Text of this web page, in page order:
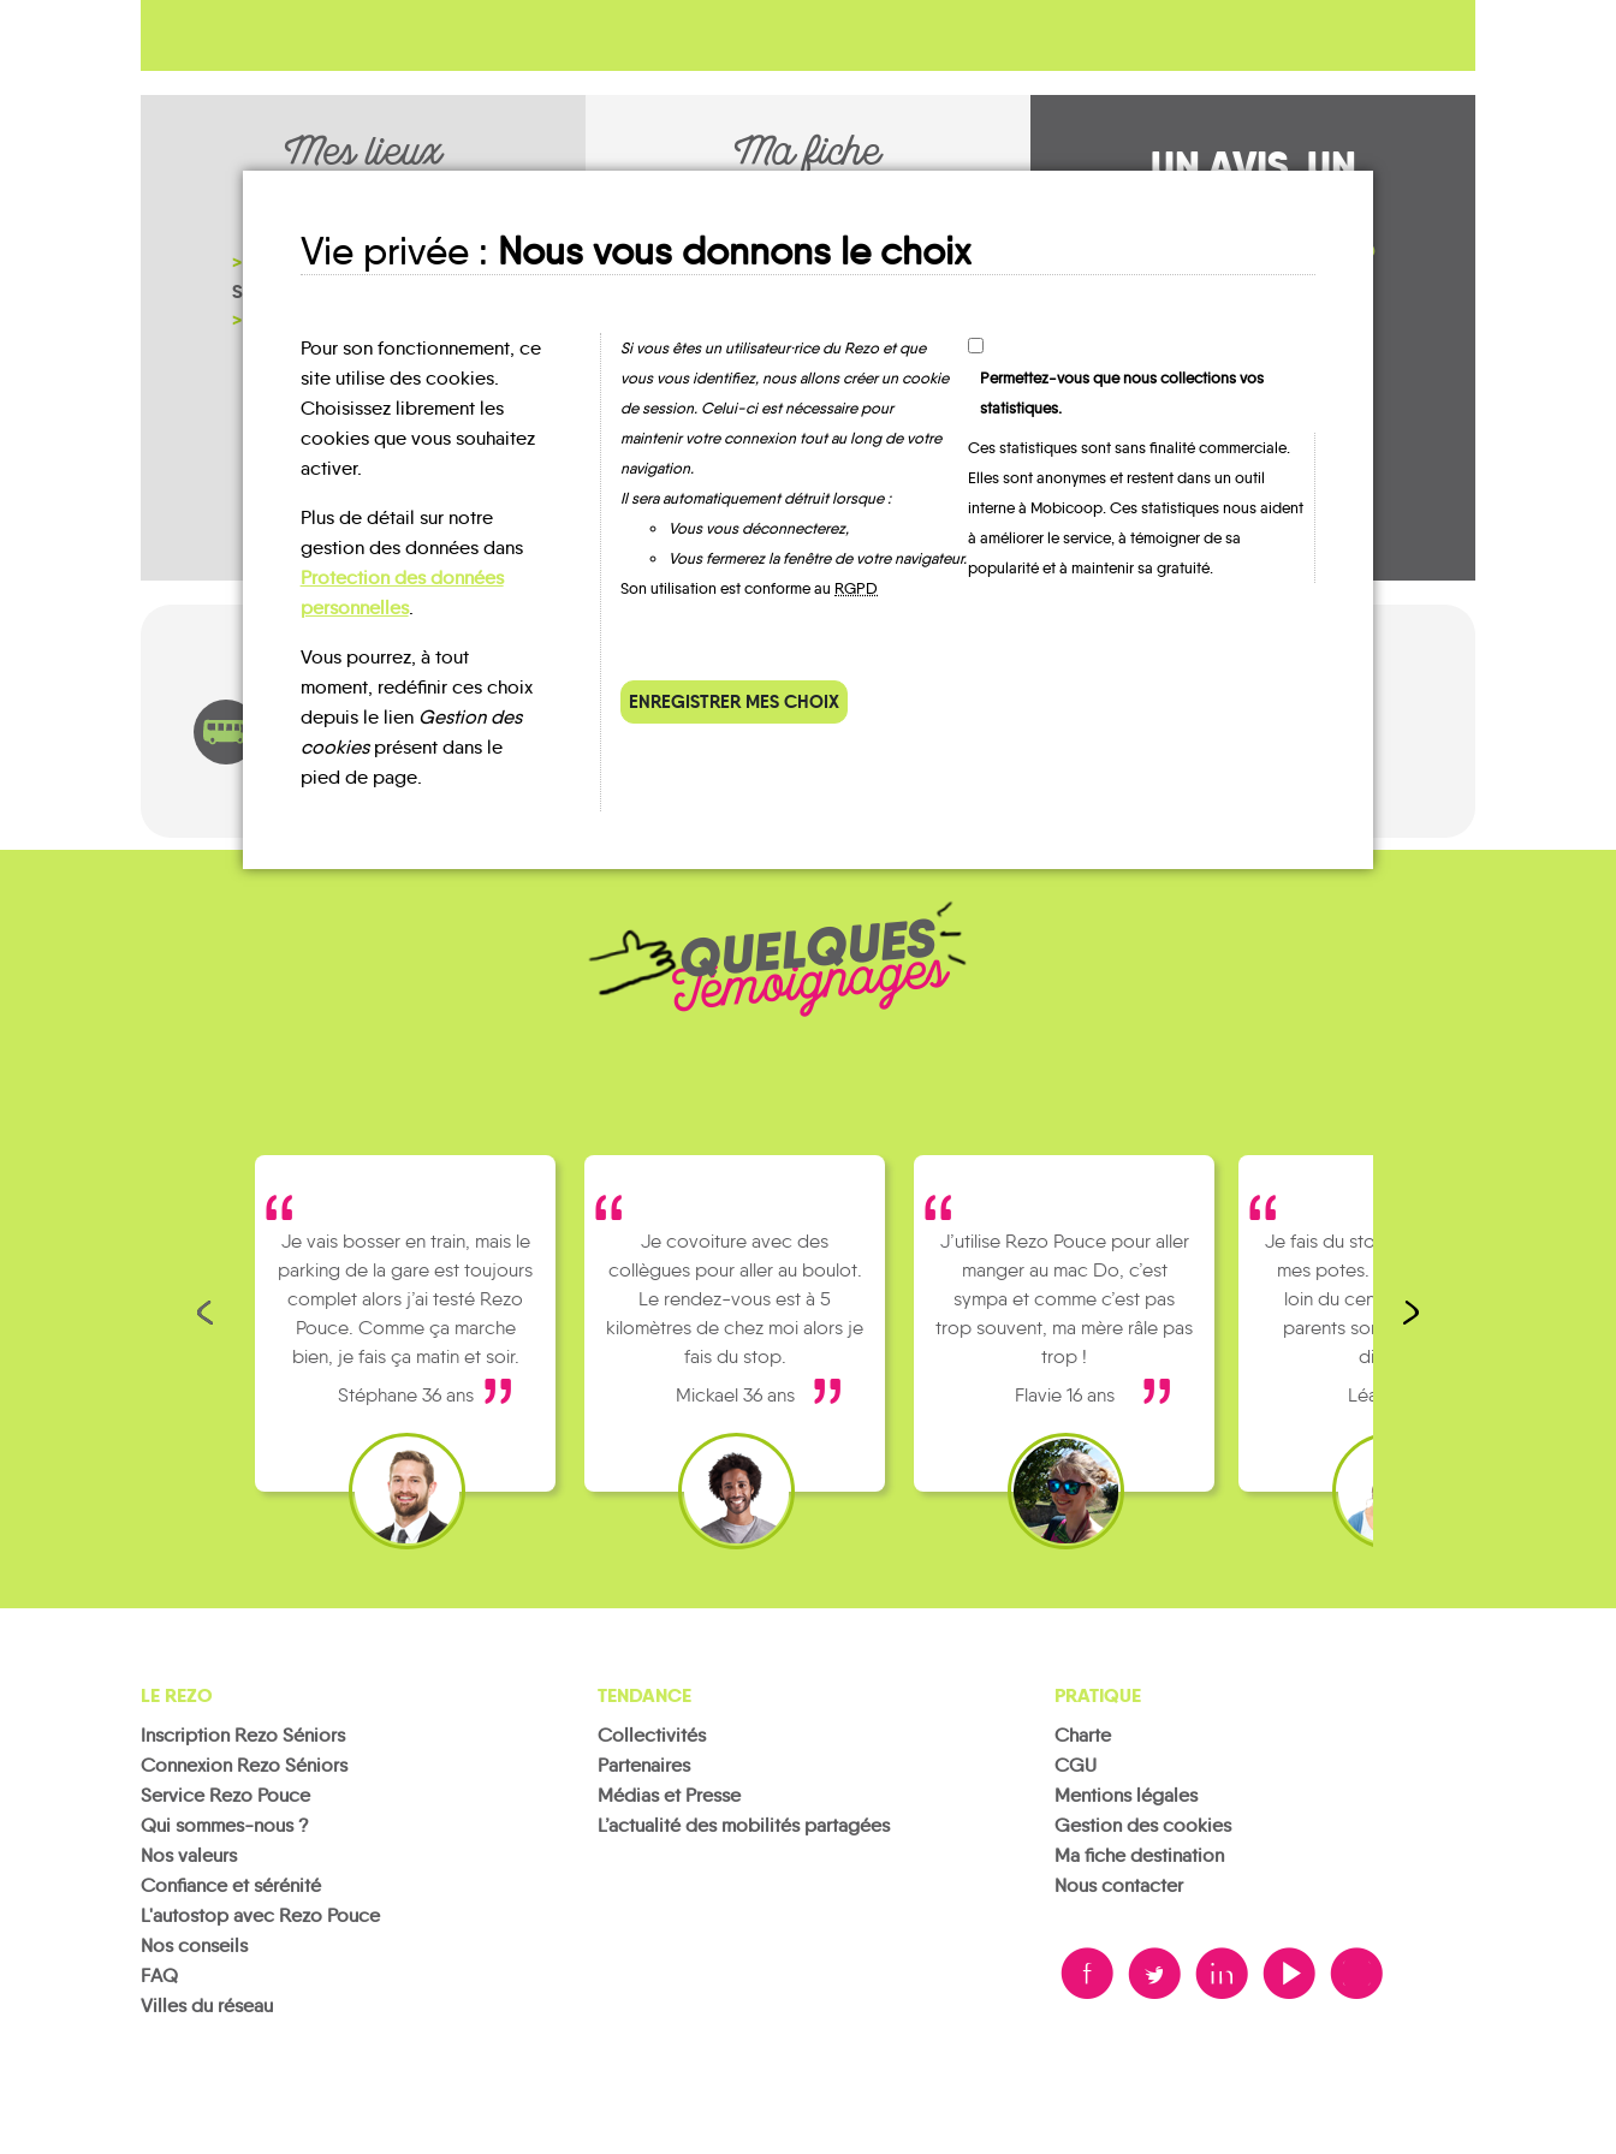
Mes lieux
PETR FORÊT D'ORLÉANS-LOIRE-
SOLOGNE
Ma fiche
UN AVIS, UN
À PARTAGER ?
CONTACTEZ-NOUS !
BUS
QUELQUES
Témoignages
Je vais bosser en train, mais le
parking de la gare est toujours
complet alors j’ai testé Rezo
Pouce. Comme ça marche
bien, je fais ça matin et soir.
Stéphane 36 ans
Je covoiture avec des
collègues pour aller au boulot.
Le rendez-vous est à 5
kilomètres de chez moi alors je
fais du stop.
Mickael 36 ans
J’utilise Rezo Pouce pour aller
manger au mac Do, c’est
sympa et comme c’est pas
trop souvent, ma mère râle pas
trop !
Flavie 16 ans
Je fais du stop pour rejoindre
mes potes. J’habite un peu
loin du centre ville et mes
parents sont pas toujours
dispo…
Léa 16 ans
LE REZO
Inscription Rezo Séniors
Connexion Rezo Séniors
Service Rezo Pouce
Qui sommes-nous ?
Nos valeurs
Confiance et sérénité
L'autostop avec Rezo Pouce
Nos conseils
FAQ
Villes du réseau
TENDANCE
Collectivités
Partenaires
Médias et Presse
L’actualité des mobilités partagées
PRATIQUE
Charte
CGU
Mentions légales
Gestion des cookies
Vie privée : Nous vous donnons le choix
Pour son fonctionnement, ce
site utilise des cookies.
Choisissez librement les
cookies que vous souhaitez
activer.
Plus de détail sur notre
gestion des données dans
Protection des données
personnelles.
Vous pourrez, à tout
moment, redéfinir ces choix
depuis le lien Gestion des
cookiesprésent dans le
pied de page.
Si vous êtes un utilisateur·rice du Rezo et que
vous vous identifiez, nous allons créer un cookie
de session. Celui-ci est nécessaire pour
maintenir votre connexion tout au long de votre
navigation.
Il sera automatiquement détruit lorsque :
Vous vous déconnecterez,
Vous fermerez la fenêtre de votre navigateur.
Son utilisation est conforme au RGPD
Permettez-vous que nous collections vos
statistiques.
Ces statistiques sont sans finalité commerciale.
Elles sont anonymes et restent dans un outil
interne à Mobicoop. Ces statistiques nous aident
à améliorer le service, à témoigner de sa
popularité et à maintenir sa gratuité.
ENREGISTRER MES CHOIX
Ma fiche destination
Nous contacter
B A D F V